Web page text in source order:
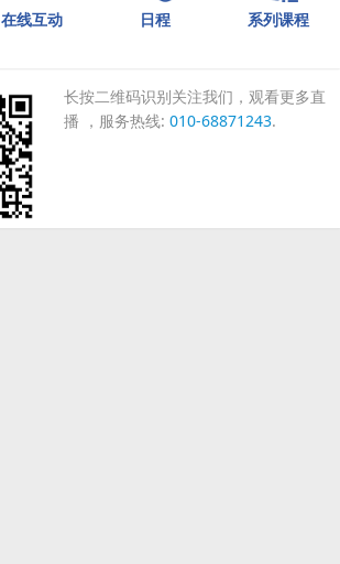
在线互动 日程 系列课程
长按二维码识别关注我们，观看更多直
播 ，服务热线: 010-68871243.